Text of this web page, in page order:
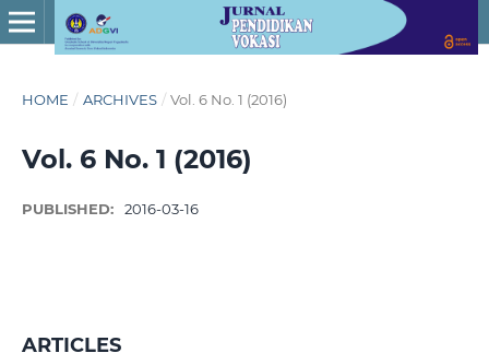
HOME / ARCHIVES / Vol. 6 No. 1 (2016)
Vol. 6 No. 1 (2016)
PUBLISHED: 2016-03-16
ARTICLES